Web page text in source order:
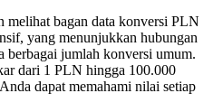
melihat bagan data konversi PLN
yang menunjukkan hubungan
jumlah konversi umum.
dari 1 PLN hingga 100.000
dapat memahami nilai setiap